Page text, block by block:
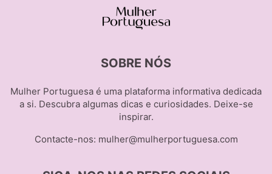
SOBRE NÓS
Mulher Portuguesa é uma plataforma informativa dedicada
a si. Descubra algumas dicas e curiosidades. Deixe-se
inspirar.
Contacte-nos: mulher@mulherportuguesa.com